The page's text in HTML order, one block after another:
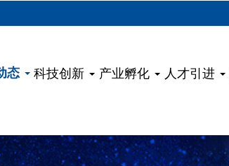
态 科技创新 产业孵化 人才引进